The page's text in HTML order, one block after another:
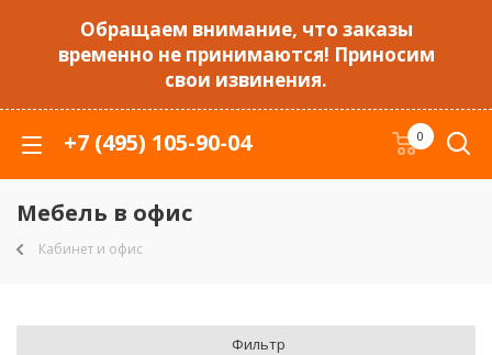
Обращаем внимание, что заказы
временно не принимаются! Приносим
свои извинения.
+7 (495) 105-90-04 0
Мебель в офис
Кабинет и офис
Фильтр